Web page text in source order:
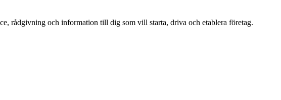
rådgivning och information till dig som vill starta, driva och etablera företag.